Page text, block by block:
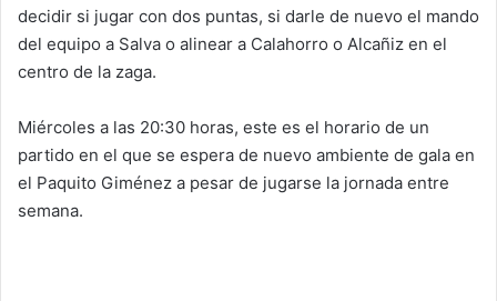
decidir si jugar con dos puntas, si darle de nuevo el mando
del equipo a Salva o alinear a Calahorro o Alcañiz en el
centro de la zaga.
Miércoles a las 20:30 horas, este es el horario de un
partido en el que se espera de nuevo ambiente de gala en
el Paquito Giménez a pesar de jugarse la jornada entre
semana.